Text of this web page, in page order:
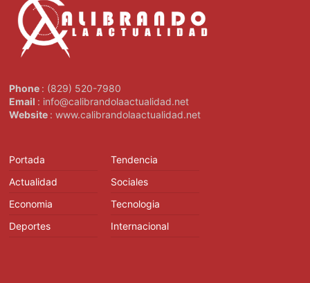
Phone : (829) 520-7980
Email : info@calibrandolaactualidad.net
Website : www.calibrandolaactualidad.net
Portada
Actualidad
Economia
Deportes
Tendencia
Sociales
Tecnologia
Internacional